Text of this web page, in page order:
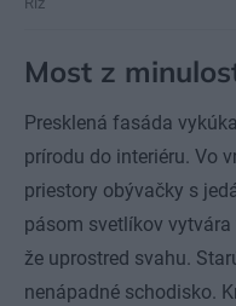
Most z
Presklená fasáda
prírodu do interiéru. Vo
priestory obývačky s
pásom svetlíkov vytvára
že uprostred svahu.
nenápadné schodisko.